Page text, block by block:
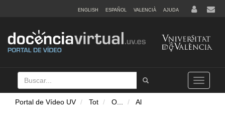
ENGLISH ESPAÑOL VALENCIÀ AJUDA
Buscar
Tramet
Toggle
navigation
Portal de Vídeo UV Tot O Al